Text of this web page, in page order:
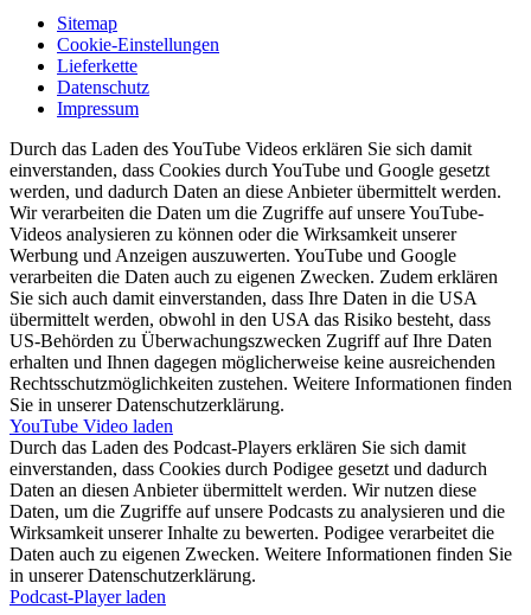
Sitemap
Cookie-Einstellungen
Lieferkette
Datenschutz
Impressum
Durch das Laden des YouTube Videos erklären Sie sich damit
einverstanden, dass Cookies durch YouTube und Google gesetzt
werden, und dadurch Daten an diese Anbieter übermittelt werden.
Wir verarbeiten die Daten um die Zugriffe auf unsere YouTube-
Videos analysieren zu können oder die Wirksamkeit unserer
Werbung und Anzeigen auszuwerten. YouTube und Google
verarbeiten die Daten auch zu eigenen Zwecken. Zudem erklären
Sie sich auch damit einverstanden, dass Ihre Daten in die USA
übermittelt werden, obwohl in den USA das Risiko besteht, dass
US-Behörden zu Überwachungszwecken Zugriff auf Ihre Daten
erhalten und Ihnen dagegen möglicherweise keine ausreichenden
Rechtsschutzmöglichkeiten zustehen. Weitere Informationen finden
Sie in unserer Datenschutzerklärung.
YouTube Video laden
Durch das Laden des Podcast-Players erklären Sie sich damit
einverstanden, dass Cookies durch Podigee gesetzt und dadurch
Daten an diesen Anbieter übermittelt werden. Wir nutzen diese
Daten, um die Zugriffe auf unsere Podcasts zu analysieren und die
Wirksamkeit unserer Inhalte zu bewerten. Podigee verarbeitet die
Daten auch zu eigenen Zwecken. Weitere Informationen finden Sie
in unserer Datenschutzerklärung.
Podcast-Player laden